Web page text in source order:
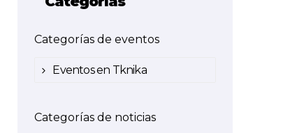
Categorías de eventos
Eventos en Tknika
Categorías de noticias